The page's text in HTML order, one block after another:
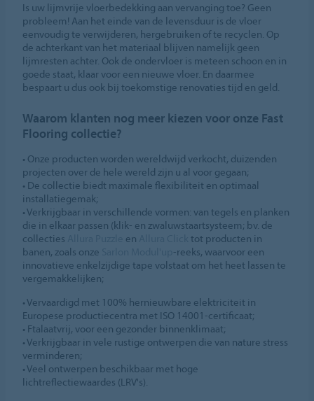
Is uw lijmvrije vloerbedekking aan vervanging toe? Geen
probleem! Aan het einde van de levensduur is de vloer
eenvoudig te verwijderen, hergebruiken of te recyclen. Op
de achterkant van het materiaal blijven namelijk geen
lijmresten achter. Ook de ondervloer is meteen schoon en in
goede staat, klaar voor een nieuwe vloer. En daarmee
bespaart u dus ook bij toekomstige renovaties tijd en geld.
Waarom klanten nog meer kiezen voor onze Fast
Flooring collectie?
• Onze producten worden wereldwijd verkocht, duizenden
projecten over de hele wereld zijn u al voor gegaan;
• De collectie biedt maximale flexibiliteit en optimaal
installatiegemak;
• Verkrijgbaar in verschillende vormen: van tegels en planken
die in elkaar passen (klik- en zwaluwstaartsysteem; bv. de
collecties
en
tot producten in
banen, zoals onze
-reeks, waarvoor een
innovatieve enkelzijdige tape volstaat om het heet lassen te
vergemakkelijken;
• Vervaardigd met 100% hernieuwbare elektriciteit in
Europese productiecentra met ISO 14001-certificaat;
• Ftalaatvrij, voor een gezonder binnenklimaat;
• Verkrijgbaar in vele rustige ontwerpen die van nature stress
verminderen;
• Veel ontwerpen beschikbaar met hoge
lichtreflectiewaardes (LRV's).